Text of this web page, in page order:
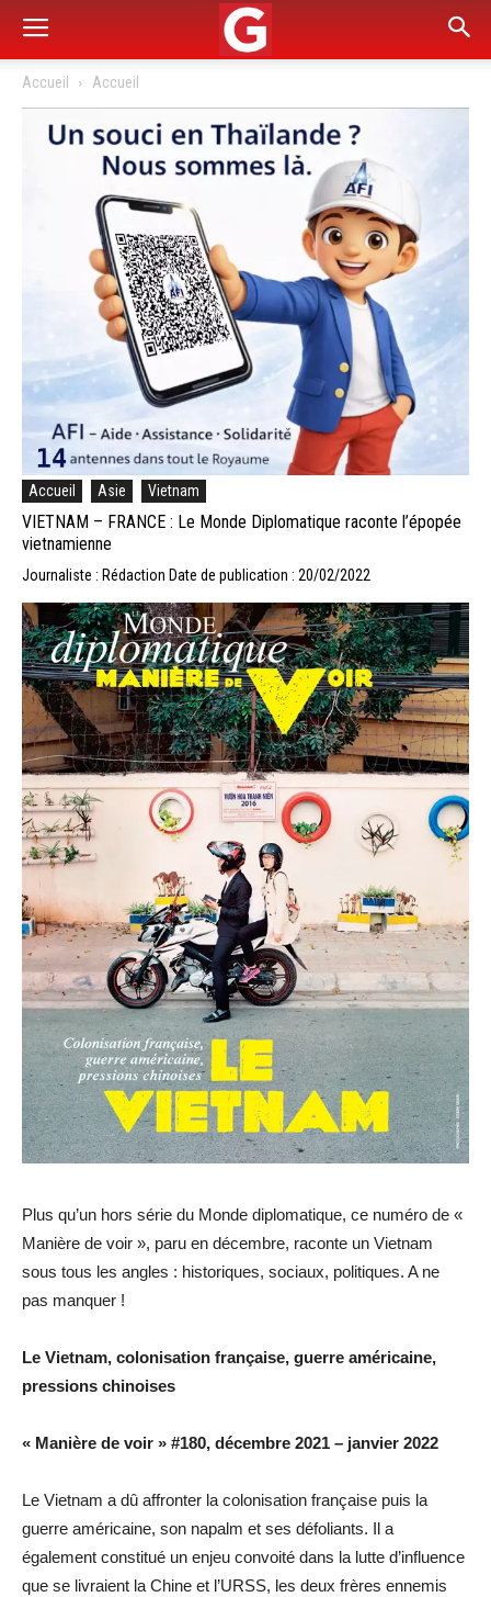
Accueil Accueil
Accueil Asie Vietnam
VIETNAM – FRANCE : Le Monde Diplomatique raconte l’épopée
vietnamienne
Journaliste : Rédaction Date de publication : 20/02/2022
Plus qu’un hors série du Monde diplomatique, ce numéro de «
Manière de voir », paru en décembre, raconte un Vietnam
sous tous les angles : historiques, sociaux, politiques. A ne
pas manquer !
Le Vietnam, colonisation française, guerre américaine,
pressions chinoises
« Manière de voir » #180, décembre 2021 – janvier 2022
Le Vietnam a dû affronter la colonisation française puis la
guerre américaine, son napalm et ses défoliants. Il a
également constitué un enjeu convoité dans la lutte d’influence
que se livraient la Chine et l’URSS, les deux frères ennemis